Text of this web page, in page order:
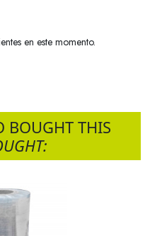
en este momento.
BOUGHT THIS